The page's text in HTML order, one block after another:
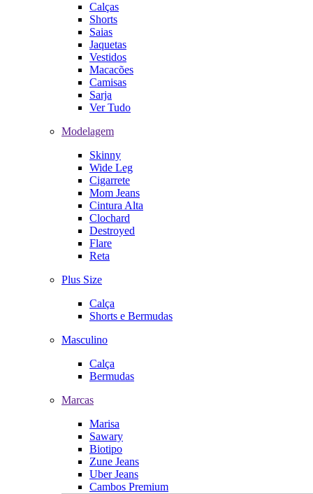
Calças
Shorts
Saias
Jaquetas
Vestidos
Macacões
Camisas
Sarja
Ver Tudo
Modelagem
Skinny
Wide Leg
Cigarrete
Mom Jeans
Cintura Alta
Clochard
Destroyed
Flare
Reta
Plus Size
Calça
Shorts e Bermudas
Masculino
Calça
Bermudas
Marcas
Marisa
Sawary
Biotipo
Zune Jeans
Uber Jeans
Cambos Premium